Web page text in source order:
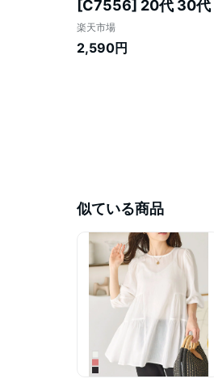
[C7556] 20代 30代
ネック Uネック 夏
け 旅行【送料無料】
楽天市場
2,590円
似ている商品